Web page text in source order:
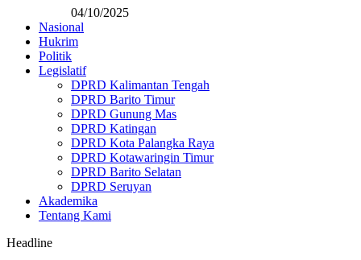
04/10/2025
Nasional
Hukrim
Politik
Legislatif
DPRD Kalimantan Tengah
DPRD Barito Timur
DPRD Gunung Mas
DPRD Katingan
DPRD Kota Palangka Raya
DPRD Kotawaringin Timur
DPRD Barito Selatan
DPRD Seruyan
Akademika
Tentang Kami
Headline